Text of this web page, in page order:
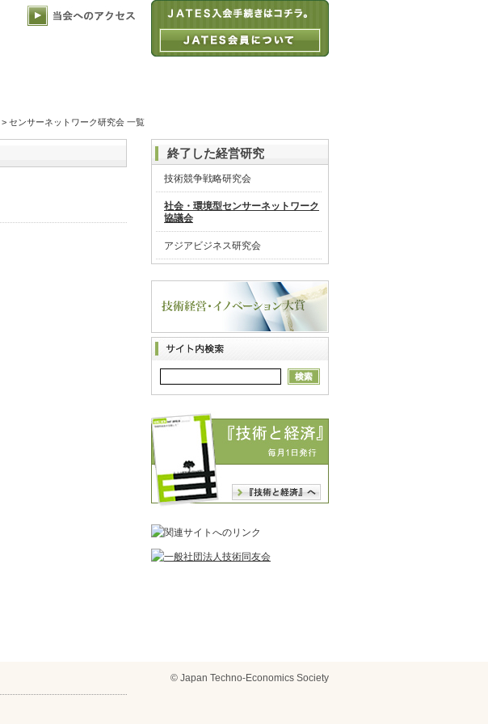
> センサーネットワーク研究会 一覧
終了した経営研究
技術競争戦略研究会
社会・環境型センサーネットワーク
協議会
アジアビジネス研究会
© Japan Techno-Economics Society